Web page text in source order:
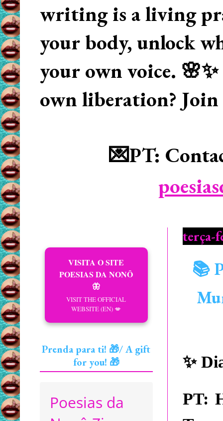
writing is a living
your body, unlock
your own voice.
own liberation? Join
💌PT:
terça-
📚
✨
PT:
VISITA O SITE
POESIAS DA NONÔ
🦋
VISIT THE OFFICIAL
WEBSITE (EN) 💋
Prenda para ti! 🎁/ A gift
for you! 🎁
Poesias da